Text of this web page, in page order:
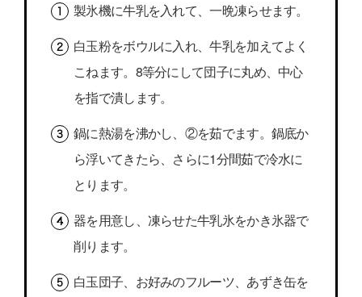
製氷機に牛乳を入れて、一晩凍らせます。
白玉粉をボウルに入れ、牛乳を加えてよく
こねます。8等分にして団子に丸め、中心
を指で潰します。
鍋に熱湯を沸かし、②を茹でます。鍋底か
ら浮いてきたら、さらに1分間茹で冷水に
とります。
器を用意し、凍らせた牛乳氷をかき氷器で
削ります。
白玉団子、お好みのフルーツ、あずき缶を